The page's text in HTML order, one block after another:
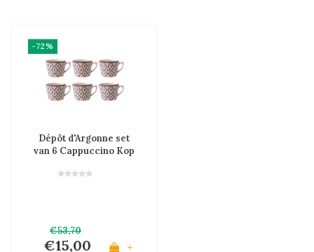
-72%
Dépôt d'Argonne set
van 6 Cappuccino Kop
€53,70
€15,00 +